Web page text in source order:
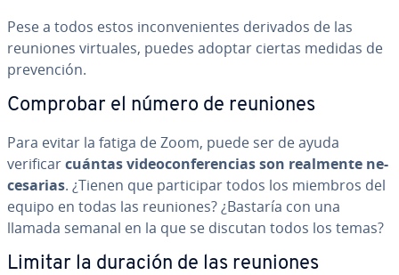
Pese a todos estos in­co­n­ve­nie­n­tes derivados de las
reuniones virtuales, puedes adoptar ciertas medidas de
pre­ve­n­ción.
Comprobar el número de reuniones
Para evitar la fatiga de Zoom, puede ser de ayuda
verificarcuántas vi­deo­co­n­fe­re­n­cias son realmente ne­
ce­sa­rias. ¿Tienen que pa­r­ti­ci­par todos los miembros del
equipo en todas las reuniones? ¿Bastaría con una
llamada semanal en la que se discutan todos los temas?
Limitar la duración de las reuniones